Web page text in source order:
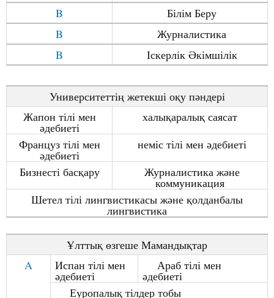
B
Білім Беру
B
Журналистика
B
Іскерлік Әкімшілік
Университеттің жетекші оқу пәндері
Жапон тілі мен
әдебиеті
халықаралық саясат
Француз тілі мен
әдебиеті
неміс тілі мен әдебиеті
Бизнесті басқару Журналистика және
коммуникация
Шетел тілі лингвистикасы және қолданбалы
лингвистика
Ұлттық өзгеше Мамандықтар
A
Испан тілі мен
әдебиеті
Араб тілі мен
әдебиеті
Еуропалық тілдер тобы